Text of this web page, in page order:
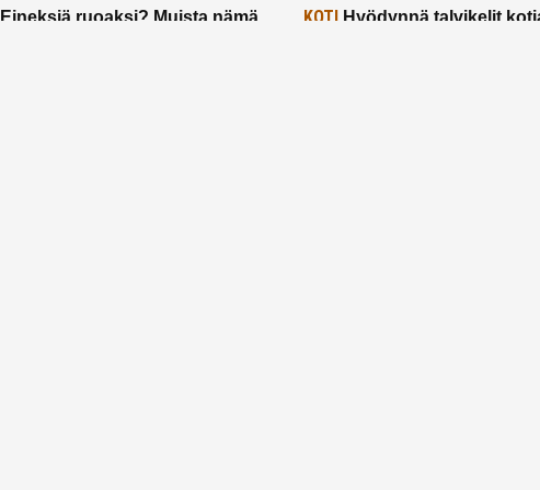
Eineksiä ruoaksi? Muista nämä
KOTIHyödynnä talvikelit